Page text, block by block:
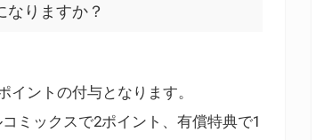
りますか？
ントの付与となります。
ミックスで2ポイント、有償特典で1